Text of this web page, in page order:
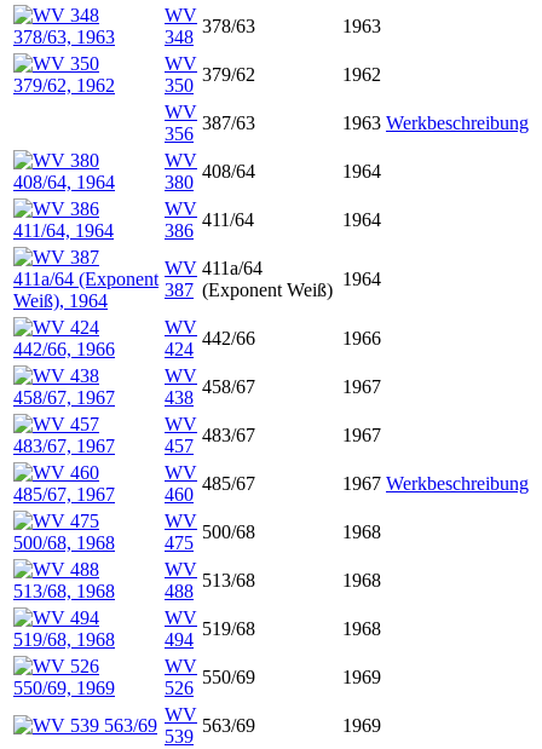
WV
348
378/63
1963
WV
350
379/62
1962
WV
356
387/63 1963 Werkbeschreibung
WV
380
408/64
1964
WV
386
411/64 1964
WV
387
411a/64
(Exponent Weiß)
1964
WV
424
442/66
1966
WV
438
458/67
1967
WV
457
483/67
1967
WV
460
485/67 1967 Werkbeschreibung
WV
475
500/68
1968
WV
488
513/68
1968
WV
494
519/68
1968
WV
526
550/69
1969
WV
539
563/69 1969